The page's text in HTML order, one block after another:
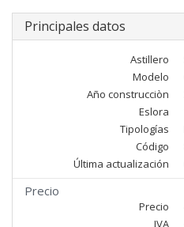
Principales datos
Astillero
Modelo
Año construcciòn
Eslora
Tipologías
Código
Última actualización
Precio
Precio
IVA